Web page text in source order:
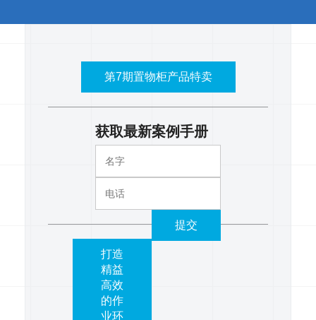
第7期置物柜产品特卖
获取最新案例手册
提交
打造
精益
高效
的作
业环